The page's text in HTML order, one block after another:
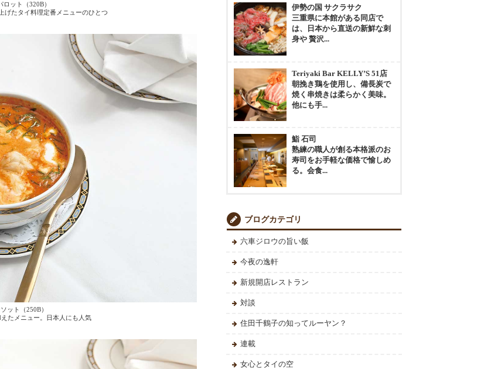
ット（320B）
げたタイ料理定番メニューのひとつ
ット（250B）
たメニュー。日本人にも人気
伊勢の国 サクラサク
三重県に本館がある同店で
は、日本から直送の新鮮な刺
身や 贅沢...
Teriyaki Bar KELLY’S 51店
朝挽き鶏を使用し、備長炭で
焼く串焼きは柔らかく美味。
他にも手...
鮨 石司
熟練の職人が創る本格派のお
寿司をお手軽な価格で愉しめ
る。会食...
ブログカテゴリ
六車ジロウの旨い飯
今夜の逸軒
新規開店レストラン
対談
住田千鶴子の知ってルーヤン？
連載
女心とタイの空